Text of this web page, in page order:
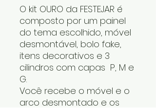
O kit OURO da FESTEJAR é
composto por um painel
do tema escolhido, móvel
desmontável, bolo fake,
itens decorativos e 3
cilindros com capas P, M e
G.
Você recebe o móvel e o
arco desmontado e os